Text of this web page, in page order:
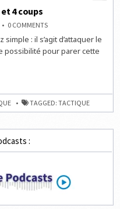
4 coups
0 COMMENTSON
3
ÉCHECS
ET
4
COUPS
: il s’agit d’attaquer le
possibilité pour parer cette
TAGGED:TACTIQUE
: